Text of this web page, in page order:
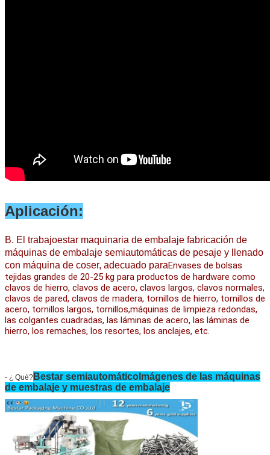
Aplicación:
B. El trabajoestar maquinaria de embalaje fabricación de
máquinas de embalaje semiautomáticas de pesaje y llenado
con máquina de coser, adecuado paraEnvases de bolsas
tejidas grandes de 20-25 kg para productos de hardware como
clavos de hierro, clavos de acero, clavos largos, clavos normales,
clavos de pared, clavos de madera, tornillos de hierro, tornillos de
acero, tornillos largos, tornillos,máquinas de limpieza redondas,
las colgantes cuadradas, las láminas de acero, las láminas de
hierro, los remaches, los resortes, los anclajes, etc.
- ¿ Qué? Bestar semiautomático Imágenes de las máquinas
de embalaje y muestras de embalaje